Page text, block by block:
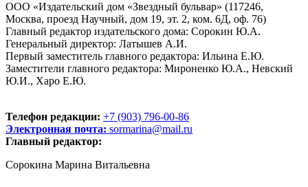
ООО «Издательский дом «Звездный бульвар» (117246,
Москва, проезд Научный, дом 19, эт. 2, ком. 6Д, оф. 76)
Главный редактор издательского дома: Сорокин Ю.А.
Генеральный директор: Латышев А.И.
Первый заместитель главного редактора: Ильина Е.Ю.
Заместители главного редактора: Мироненко Ю.А., Невский
Ю.И., Харо Е.Ю.
Телефон редакции: +7 (903) 796-00-86
Электронная почта: sormarina@mail.ru
Главный редактор:
Сорокина Марина Витальевна